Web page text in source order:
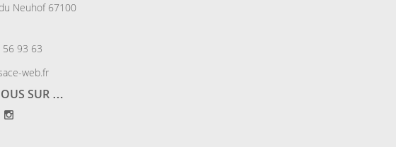
Neuhof 67100
56 93 63
web.fr
SUR …